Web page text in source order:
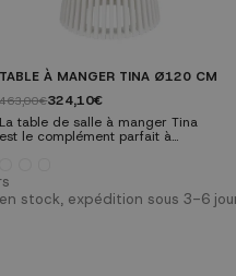
TABLE À MANGER TINA Ø120 CM
463,00€324,10€
La table de salle à manger Tina
est le complément parfait à
conçue dans une approche
scandinave est à la fois élégante
et pratique. Il comporte un pied
en stock, expédition sous 3-6